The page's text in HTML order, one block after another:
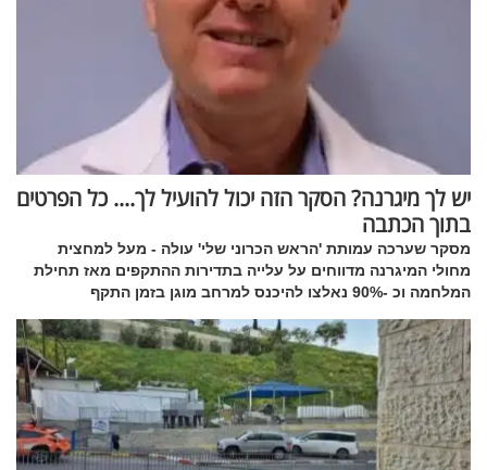
יש לך מיגרנה? הסקר הזה יכול להועיל לך.... כל הפרטים
בתוך הכתבה
מסקר שערכה עמותת 'הראש הכרוני שלי' עולה - מעל למחצית
מחולי המיגרנה מדווחים על עלייה בתדירות ההתקפים מאז תחילת
המלחמה וכ -90% נאלצו להיכנס למרחב מוגן בזמן התקף